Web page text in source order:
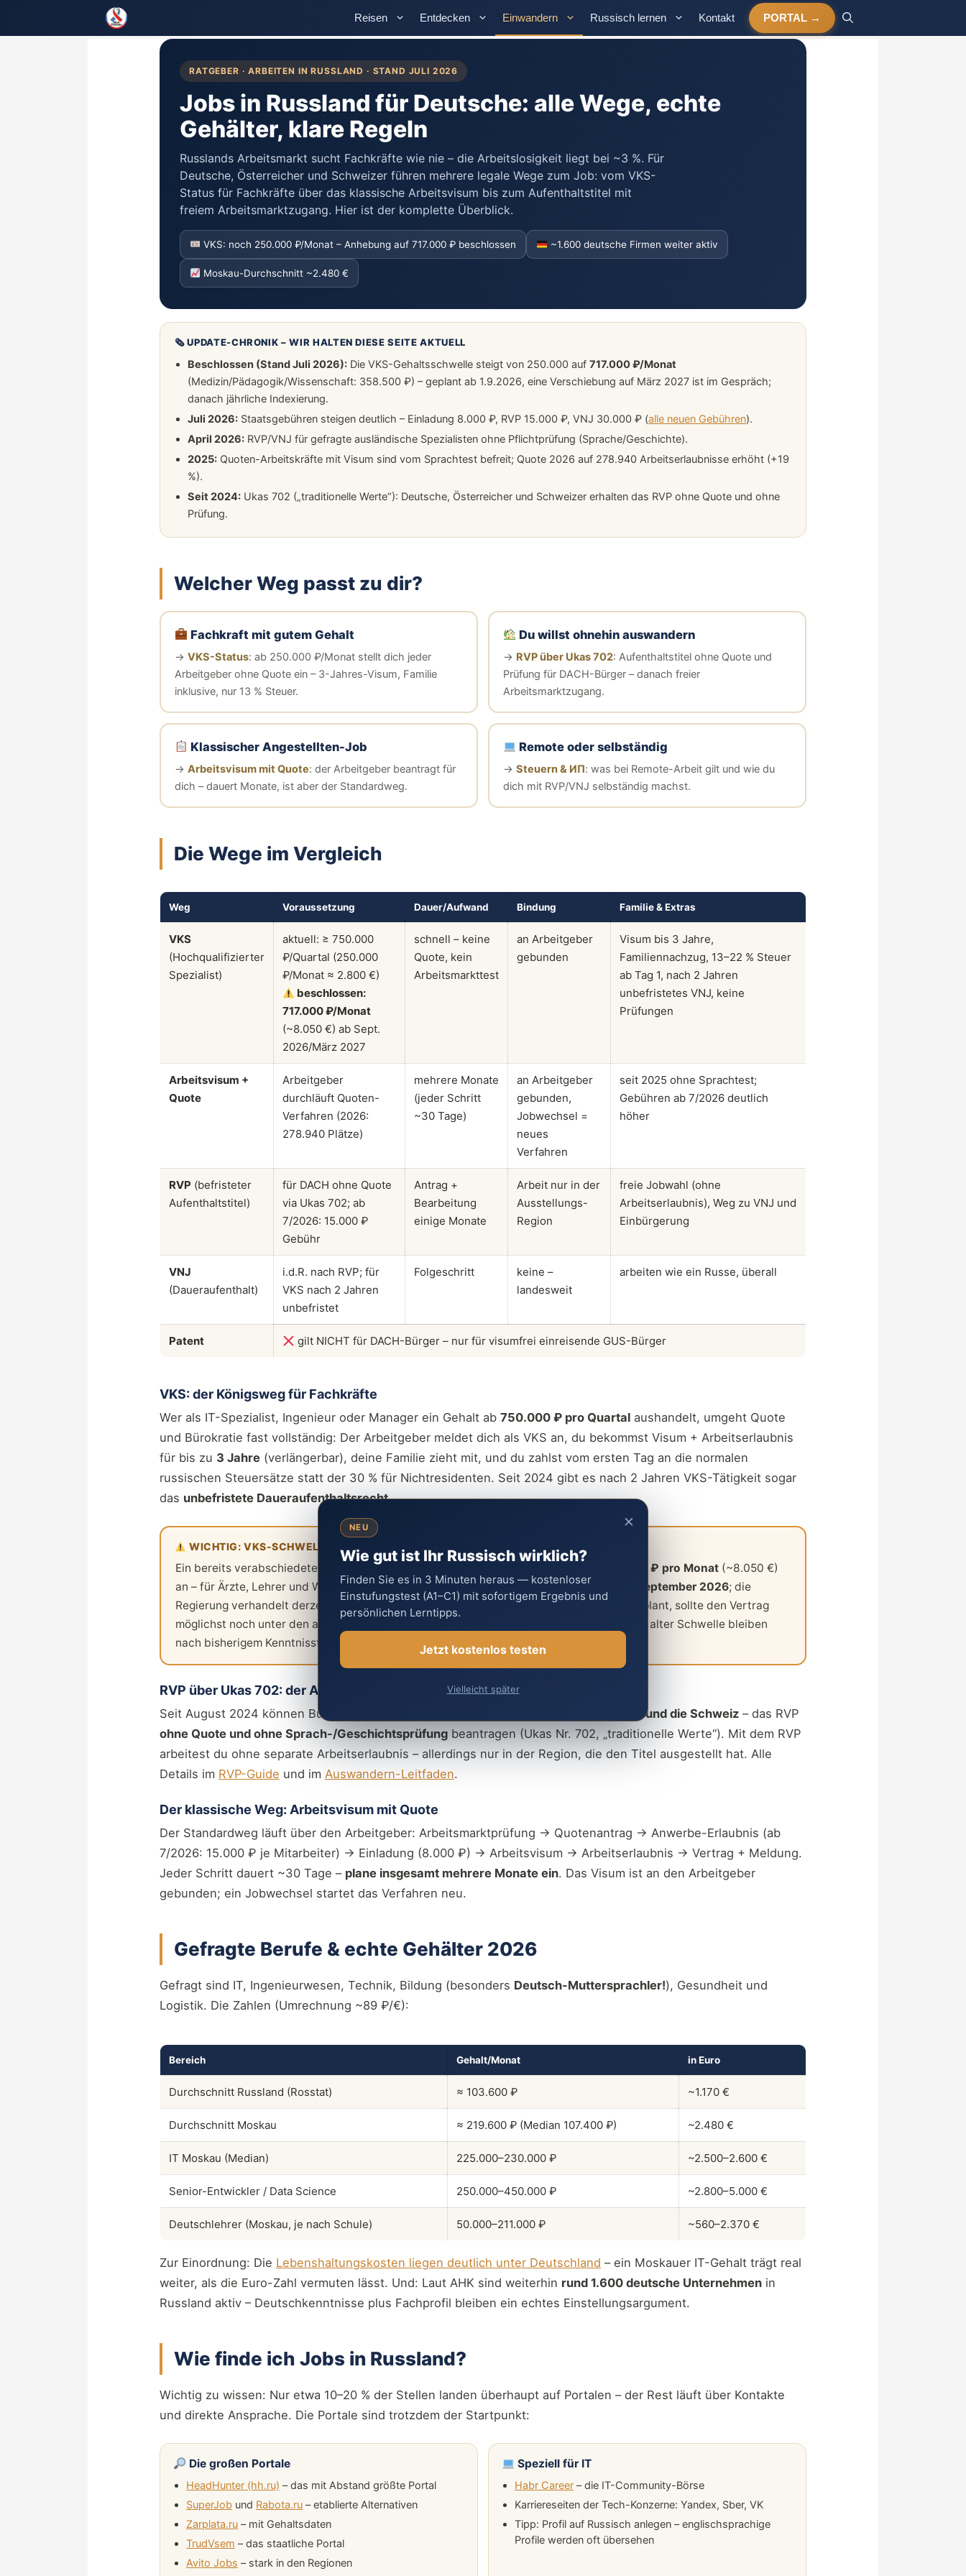
springen
Reisen Entdecken Einwandern Russisch lernen Kontakt PORTAL
RATGEBER · ARBEITEN IN RUSSLAND · STAND JULI 2026
Jobs in Russland für Deutsche: alle Wege, echte
Gehälter, klare Regeln
Russlands Arbeitsmarkt sucht Fachkräfte wie nie – die Arbeitslosigkeit liegt bei ~3 %. Für
Deutsche, Österreicher und Schweizer führen mehrere legale Wege zum Job: vom VKS-
Status für Fachkräfte über das klassische Arbeitsvisum bis zum Aufenthaltstitel mit
freiem Arbeitsmarktzugang. Hier ist der komplette Überblick.
VKS: noch 250.000 ₽/Monat – Anhebung auf 717.000 ₽ beschlossen ~1.600 deutsche Firmen weiter aktiv
Moskau-Durchschnitt ~2.480 €
🗞 UPDATE-CHRONIK – WIR HALTEN DIESE SEITE AKTUELL
Beschlossen (Stand Juli 2026): Die VKS-Gehaltsschwelle steigt von 250.000 auf 717.000 ₽/Monat
(Medizin/Pädagogik/Wissenschaft: 358.500 ₽) – geplant ab 1.9.2026, eine Verschiebung auf März 2027 ist im Gespräch;
danach jährliche Indexierung.
Juli 2026: Staatsgebühren steigen deutlich – Einladung 8.000 ₽, RVP 15.000 ₽, VNJ 30.000 ₽ (alle neuen Gebühren).
April 2026: RVP/VNJ für gefragte ausländische Spezialisten ohne Pflichtprüfung (Sprache/Geschichte).
2025: Quoten-Arbeitskräfte mit Visum sind vom Sprachtest befreit; Quote 2026 auf 278.940 Arbeitserlaubnisse erhöht (+19
%).
Seit 2024: Ukas 702 („traditionelle Werte“): Deutsche, Österreicher und Schweizer erhalten das RVP ohne Quote und ohne
Prüfung.
Welcher Weg passt zu dir?
Fachkraft mit gutem Gehalt
→ VKS-Status: ab 250.000 ₽/Monat stellt dich jeder
Arbeitgeber ohne Quote ein – 3-Jahres-Visum, Familie
inklusive, nur 13 % Steuer.
Du willst ohnehin auswandern
→ RVP über Ukas 702: Aufenthaltstitel ohne Quote und
Prüfung für DACH-Bürger – danach freier
Arbeitsmarktzugang.
Klassischer Angestellten-Job
→ Arbeitsvisum mit Quote: der Arbeitgeber beantragt für
dich – dauert Monate, ist aber der Standardweg.
Remote oder selbständig
→ Steuern & ИП: was bei Remote-Arbeit gilt und wie du
dich mit RVP/VNJ selbständig machst.
Die Wege im Vergleich
Weg Voraussetzung Dauer/Aufwand Bindung Familie & Extras
VKS
(Hochqualifizierter
Spezialist)
aktuell: ≥ 750.000
₽/Quartal (250.000
₽/Monat ≈ 2.800 €)
beschlossen:
717.000 ₽/Monat
(~8.050 €) ab Sept.
2026/März 2027
schnell – keine
Quote, kein
Arbeitsmarkttest
an Arbeitgeber
gebunden
Visum bis 3 Jahre,
Familiennachzug, 13–22 % Steuer
ab Tag 1, nach 2 Jahren
unbefristetes VNJ, keine
Prüfungen
Arbeitsvisum +
Quote
Arbeitgeber
durchläuft Quoten-
Verfahren (2026:
278.940 Plätze)
mehrere Monate
(jeder Schritt
~30 Tage)
an Arbeitgeber
gebunden,
Jobwechsel =
neues
Verfahren
seit 2025 ohne Sprachtest;
Gebühren ab 7/2026 deutlich
höher
RVP (befristeter
Aufenthaltstitel)
für DACH ohne Quote
via Ukas 702; ab
7/2026: 15.000 ₽
Gebühr
Antrag +
Bearbeitung
einige Monate
Arbeit nur in der
Ausstellungs-
Region
freie Jobwahl (ohne
Arbeitserlaubnis), Weg zu VNJ und
Einbürgerung
VNJ
(Daueraufenthalt)
i.d.R. nach RVP; für
VKS nach 2 Jahren
unbefristet
Folgeschritt
keine –
landesweit
arbeiten wie ein Russe, überall
Patent gilt NICHT für DACH-Bürger – nur für visumfrei einreisende GUS-Bürger
VKS: der Königsweg für Fachkräfte
Wer als IT-Spezialist, Ingenieur oder Manager ein Gehalt ab 750.000 ₽ pro Quartal aushandelt, umgeht Quote
und Bürokratie fast vollständig: Der Arbeitgeber meldet dich als VKS an, du bekommst Visum + Arbeitserlaubnis
für bis zu 3 Jahre (verlängerbar), deine Familie zieht mit, und du zahlst vom ersten Tag an die normalen
russischen Steuersätze statt der 30 % für Nichtresidenten. Seit 2024 gibt es nach 2 Jahren VKS-Tätigkeit sogar
das unbefristete Daueraufenthaltsrecht.
WICHTIG: VKS-SCHWELLE WIRD DRASTISCH ANGEHOBEN
Ein bereits verabschiedetes Gesetz hebt die Mindestvergütung von 250.000 auf 717.000 ₽ pro Monat(~8.050 €)
an – für Ärzte, Lehrer und Wissenschaftler gelten 358.500 ₽. Geplantes Inkrafttreten:
1. September 2026; die
Regierung verhandelt derzeit über eine Verschiebung auf
März 2027
. Wer den VKS-Weg plant, sollte den Vertrag
möglichst noch unter den aktuellen Bedingungen schließen – laufende VKS-Verträge nach alter Schwelle bleiben
nach bisherigem Kenntnisstand bis zur Verlängerung gültig (Details noch offen).
RVP über Ukas 702: der Auswanderer-Weg
Seit August 2024 können Bürger aus 47 Ländern – darunter Deutschland, Österreich und die Schweiz – das RVP
ohne Quote und ohne Sprach-/Geschichtsprüfung beantragen (Ukas Nr. 702, „traditionelle Werte“). Mit dem RVP
arbeitest du ohne separate Arbeitserlaubnis – allerdings nur in der Region, die den Titel ausgestellt hat. Alle
Details im RVP-Guide und im Auswandern-Leitfaden.
Der klassische Weg: Arbeitsvisum mit Quote
Der Standardweg läuft über den Arbeitgeber: Arbeitsmarktprüfung → Quotenantrag → Anwerbe-Erlaubnis (ab
7/2026: 15.000 ₽ je Mitarbeiter) → Einladung (8.000 ₽) → Arbeitsvisum → Arbeitserlaubnis → Vertrag + Meldung.
Jeder Schritt dauert ~30 Tage – plane insgesamt mehrere Monate ein. Das Visum ist an den Arbeitgeber
gebunden; ein Jobwechsel startet das Verfahren neu.
Gefragte Berufe & echte Gehälter 2026
Gefragt sind IT, Ingenieurwesen, Technik, Bildung (besonders Deutsch-Muttersprachler!), Gesundheit und
Logistik. Die Zahlen (Umrechnung ~89 ₽/€):
Bereich Gehalt/Monat in Euro
Durchschnitt Russland (Rosstat) ≈ 103.600 ₽ ~1.170 €
Durchschnitt Moskau ≈ 219.600 ₽ (Median 107.400 ₽) ~2.480 €
IT Moskau (Median) 225.000–230.000 ₽ ~2.500–2.600 €
Senior-Entwickler / Data Science 250.000–450.000 ₽ ~2.800–5.000 €
Deutschlehrer (Moskau, je nach Schule) 50.000–211.000 ₽ ~560–2.370 €
Zur Einordnung: Die Lebenshaltungskosten liegen deutlich unter Deutschland – ein Moskauer IT-Gehalt trägt real
weiter, als die Euro-Zahl vermuten lässt. Und: Laut AHK sind weiterhin rund 1.600 deutsche Unternehmen in
Russland aktiv – Deutschkenntnisse plus Fachprofil bleiben ein echtes Einstellungsargument.
Wie finde ich Jobs in Russland?
Wichtig zu wissen: Nur etwa 10–20 % der Stellen landen überhaupt auf Portalen – der Rest läuft über Kontakte
und direkte Ansprache. Die Portale sind trotzdem der Startpunkt:
Die großen Portale
HeadHunter (hh.ru) – das mit Abstand größte Portal
SuperJob und Rabota.ru – etablierte Alternativen
Zarplata.ru – mit Gehaltsdaten
TrudVsem – das staatliche Portal
Avito Jobs – stark in den Regionen
Speziell für IT
Habr Career – die IT-Community-Börse
Karriereseiten der Tech-Konzerne: Yandex, Sber, VK
Tipp: Profil auf Russisch anlegen – englischsprachige
Profile werden oft übersehen
×
NEU
Wie gut ist Ihr Russisch wirklich?
Finden Sie es in 3 Minuten heraus — kostenloser
Einstufungstest (A1–C1) mit sofortigem Ergebnis und
persönlichen Lerntipps.
Jetzt kostenlos testen
Vielleicht später